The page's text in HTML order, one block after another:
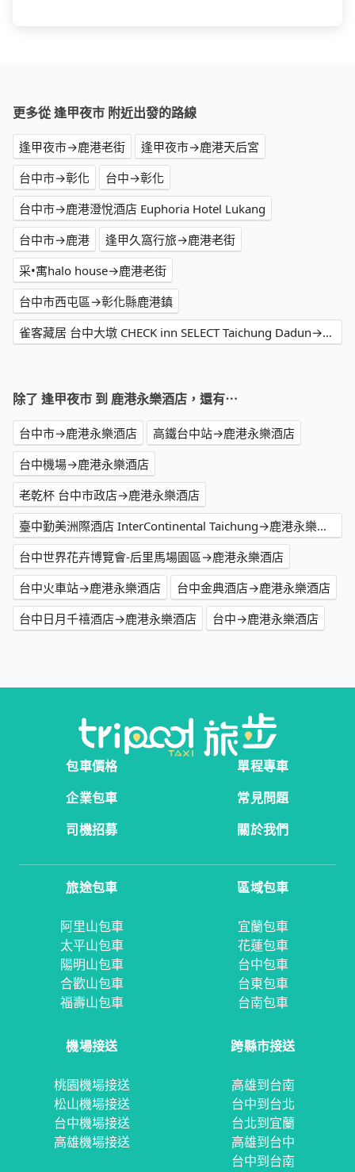
更多從 逢甲夜市 附近出發的路線
逢甲夜市→鹿港老街
逢甲夜市→鹿港天后宮
台中市→彰化
台中→彰化
台中市→鹿港澄悅酒店 Euphoria Hotel Lukang
台中市→鹿港
逢甲久窩行旅→鹿港老街
采•寓halo house→鹿港老街
台中市西屯區→彰化縣鹿港鎮
雀客藏居 台中大墩 CHECK inn SELECT Taichung Dadun→鹿港老街
除了 逢甲夜市 到 鹿港永樂酒店，還有⋯
台中市→鹿港永樂酒店
高鐵台中站→鹿港永樂酒店
台中機場→鹿港永樂酒店
老乾杯 台中市政店→鹿港永樂酒店
臺中勤美洲際酒店 InterContinental Taichung→鹿港永樂酒店
台中世界花卉博覽會-后里馬場園區→鹿港永樂酒店
台中火車站→鹿港永樂酒店
台中金典酒店→鹿港永樂酒店
台中日月千禧酒店→鹿港永樂酒店
台中→鹿港永樂酒店
包車價格
單程專車
企業包車
常見問題
司機招募
關於我們
旅途包車
阿里山包車
太平山包車
陽明山包車
合歡山包車
福壽山包車
區域包車
宜蘭包車
花蓮包車
台中包車
台東包車
台南包車
機場接送
桃園機場接送
松山機場接送
台中機場接送
高雄機場接送
跨縣市接送
高雄到台南
台中到台北
台北到宜蘭
高雄到台中
台中到台南